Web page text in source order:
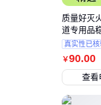
￥90.00
质量好灭
道专用品
真实性已
查看